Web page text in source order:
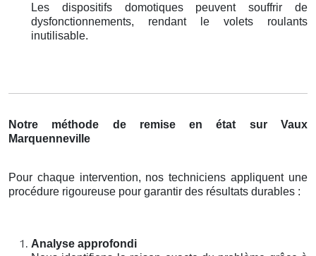
Les dispositifs domotiques peuvent souffrir de
dysfonctionnements, rendant le volets roulants
inutilisable.
Notre méthode de remise en état sur Vaux
Marquenneville
Pour chaque intervention, nos techniciens appliquent une
procédure rigoureuse pour garantir des résultats durables :
Analyse approfondi